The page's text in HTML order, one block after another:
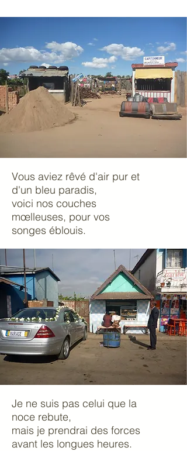
Vous aviez rêvé d'air pur et
d'un bleu paradis,
voici nos couches
mœlleuses, pour vos
songes éblouis.
Je ne suis pas celui que la
noce rebute,
mais je prendrai des forces
avant les longues heures.